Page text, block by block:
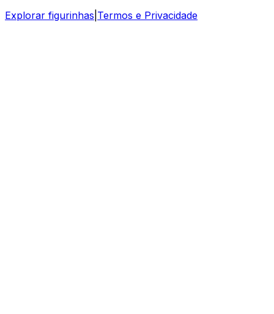
Explorar figurinhas Termos e Privacidade